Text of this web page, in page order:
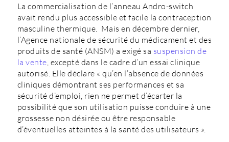
La commercialisation de l’anneau Andro-switch
avait rendu plus accessible et facile la contraception
masculine thermique. Mais en décembre dernier,
l’Agence nationale de sécurité du médicament et des
produits de santé (ANSM) a exigé sa suspension de
la vente , excepté dans le cadre d’un essai clinique
autorisé. Elle déclare « qu’en l’absence de données
cliniques démontrant ses performances et sa
sécurité d’emploi, rien ne permet d’écarter la
possibilité que son utilisation puisse conduire à une
grossesse non désirée ou être responsable
d’éventuelles atteintes à la santé des utilisateurs ».